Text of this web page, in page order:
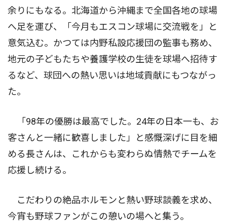
余りにもなる。北海道から沖縄まで全国各地の球場
へ足を運び、「今月もエスコン球場に交流戦を」と
意気込む。かつては内野私設応援団の監事も務め、
地元の子どもたちや養護学校の生徒を球場へ招待す
るなど、球団への熱い思いは地域貢献にもつながっ
た。
「98年の優勝は最高でした。24年の日本一も、お
客さんと一緒に歓喜しました」と感慨深げに目を細
める長さんは、これからも変わらぬ情熱でチームを
応援し続ける。
こだわりの絶品ホルモンと熱い野球談義を求め、
今宵も野球ファンがこの憩いの場へと集う。